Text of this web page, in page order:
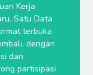
Kerja
Satu Data
terbuka
dengan
dan
partisipasi